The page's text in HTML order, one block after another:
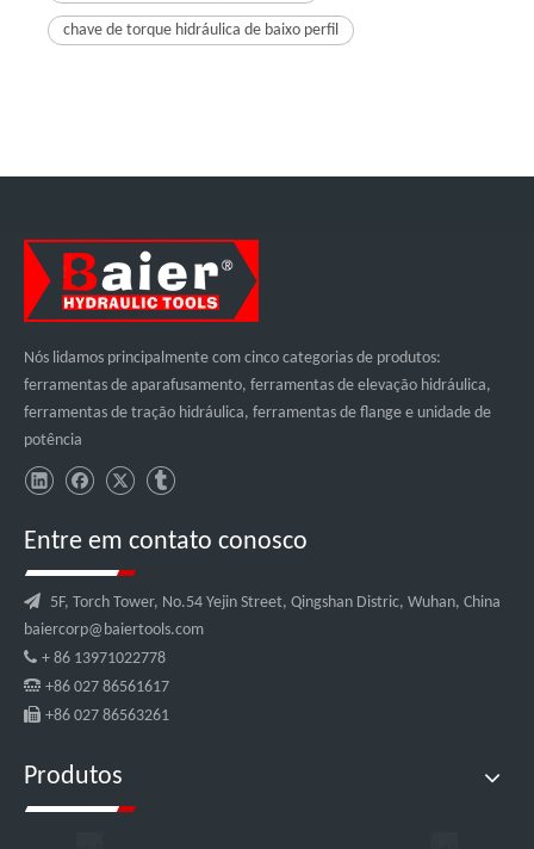
chave de torque hidráulica de baixo perfil
Nós lidamos principalmente com cinco categorias de produtos:
ferramentas de aparafusamento, ferramentas de elevação hidráulica,
ferramentas de tração hidráulica, ferramentas de flange e unidade de
potência
Entre em contato conosco
 5F, Torch Tower, No.54 Yejin Street, Qingshan Distric, Wuhan, China
baiercorp@baiertools.com
 + 86 13971022778
 +86 027 86561617
 +86 027 86563261
Produtos